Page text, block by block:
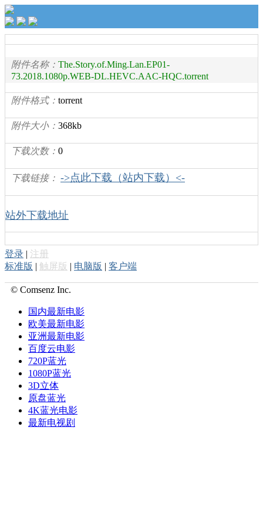
附件名称： The.Story.of.Ming.Lan.EP01-
73.2018.1080p.WEB-DL.HEVC.AAC-HQC.torrent
附件格式： torrent
附件大小： 368kb
下载次数： 0
下载链接： ->点此下载（站内下载）<-
站外下载地址
登录 | 注册
标准版 | 触屏版 | 电脑版 | 客户端
© Comsenz Inc.
国内最新电影
欧美最新电影
亚洲最新电影
百度云电影
720P蓝光
1080P蓝光
3D立体
原盘蓝光
4K蓝光电影
最新电视剧